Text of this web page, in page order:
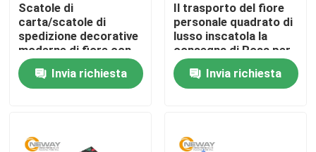
Casa
Circa noi
Scatole di
carta/scatole di
spedizione decorative
moderne di fiore con
carta patinata per il
partitoInvia richiesta
Il trasporto del fiore
personale quadrato di
lusso inscatola la
consegna di Rosa per
la celebrazione
Invia richiesta